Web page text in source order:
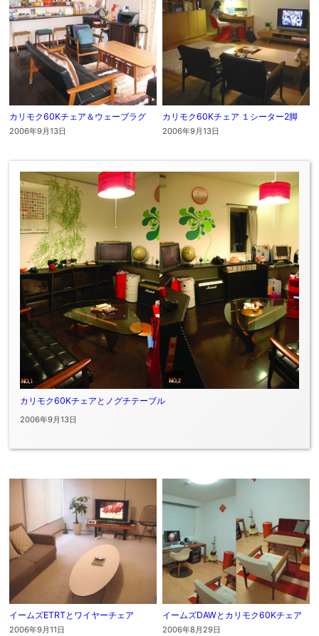
カリモク60Kチェア＆ウェーブラグ
2006年9月13日
カリモク60Kチェア １シーター2脚
2006年9月13日
カリモク60Kチェアとノグチテーブル
2006年9月13日
イームズETRTとワイヤーチェア
2006年9月11日
イームズDAWとカリモク60Kチェア
2006年8月29日